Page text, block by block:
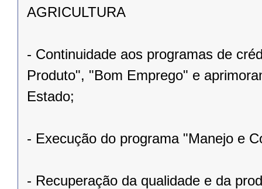
AGRICULTURA
- Continuidade aos programas de
Produto", "Bom Emprego" e
Estado;
- Execução do programa "Manejo e
- Recuperação da qualidade e da